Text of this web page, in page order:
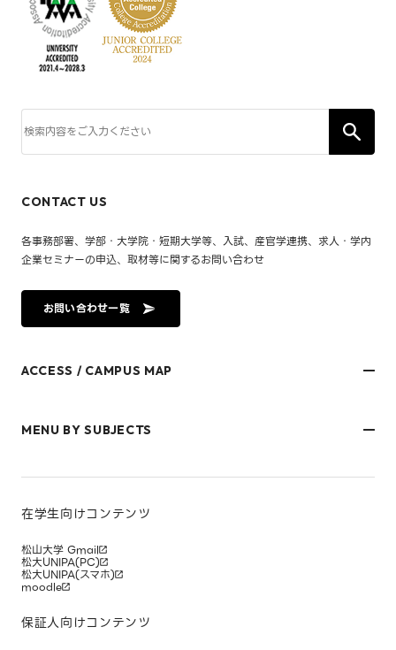
CONTACT US
各事務部署、学部・大学院・短期大学等、入試、産官学連携、求人・学内
企業セミナーの申込、取材等に関するお問い合わせ
お問い合わせ一覧
ACCESS / CAMPUS MAP
御幸キャンパス(運動施設)
キャンパスマップ
MENU BY SUBJECTS
在学生・保護者のみなさま
研究者・企業のみなさま
在学生向けコンテンツ
松山大学 Gmail
松大UNIPA(PC)
松大UNIPA(スマホ)
moodle
保証人向けコンテンツ